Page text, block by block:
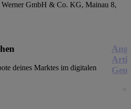
Werner GmbH & Co. KG, Mainau 8,
deines Marktes im digitalen